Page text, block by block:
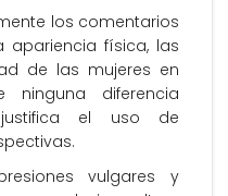
los comentarios
apariencia física, las
de las mujeres en
diferencia
el uso de
vulgares y